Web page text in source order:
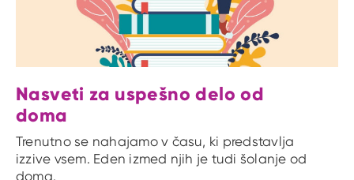
Nasveti za uspešno delo od
doma
Trenutno se nahajamo v času, ki predstavlja
izzive vsem. Eden izmed njih je tudi šolanje od
doma.